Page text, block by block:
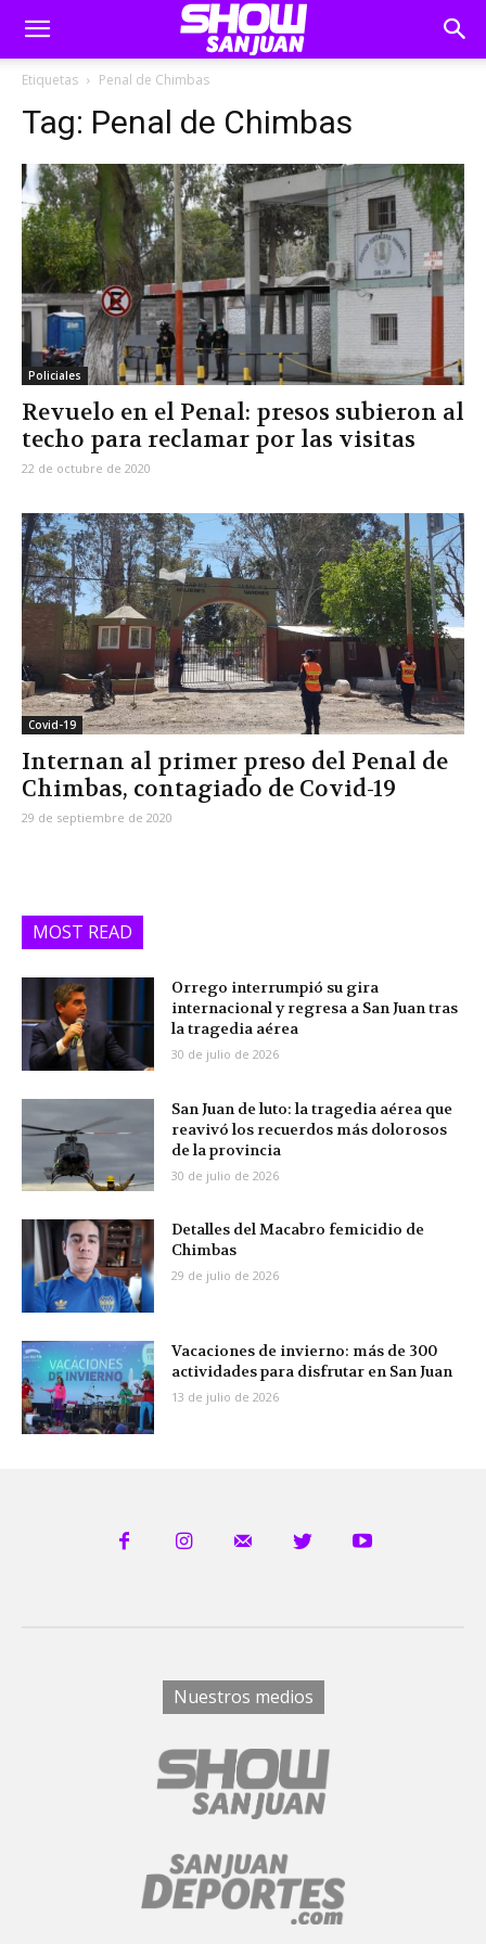
Etiquetas Penal de Chimbas
Tag: Penal de Chimbas
Policiales
Revuelo en el Penal: presos subieron al
techo para reclamar por las visitas
22 de octubre de 2020
Covid-19
Internan al primer preso del Penal de
Chimbas, contagiado de Covid-19
29 de septiembre de 2020
MOST READ
Orrego interrumpió su gira
internacional y regresa a San Juan tras
la tragedia aérea
30 de julio de 2026
San Juan de luto: la tragedia aérea que
reavivó los recuerdos más dolorosos
de la provincia
30 de julio de 2026
Detalles del Macabro femicidio de
Chimbas
29 de julio de 2026
Vacaciones de invierno: más de 300
actividades para disfrutar en San Juan
13 de julio de 2026
Nuestros medios